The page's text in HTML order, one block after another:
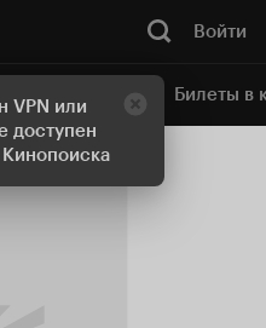
VPN или
доступен
Кинопоиска
Войти
кинотеатр Билеты в